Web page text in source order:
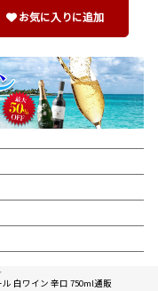
お気に入りに追加
白ワイン 辛口 750ml通販